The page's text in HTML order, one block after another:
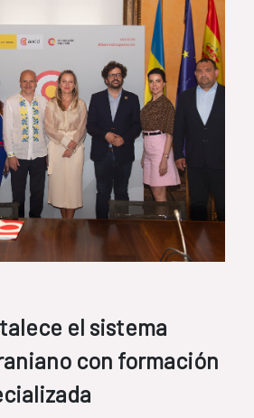
Y CARIBE (490)
(333)
Educación (225)
el sistema
con formación